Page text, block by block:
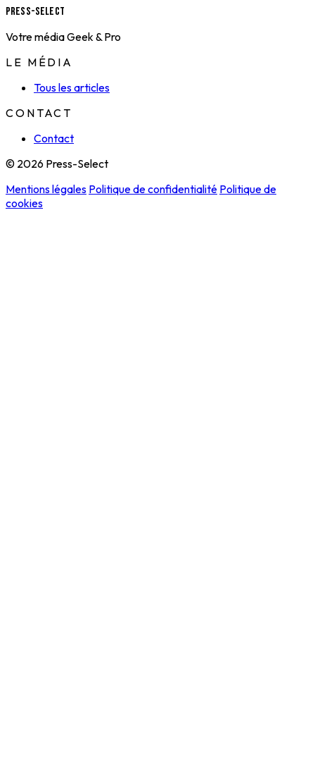
Press-Select
Votre média Geek & Pro
LE MÉDIA
Tous les articles
CONTACT
Contact
© 2026 Press-Select
Mentions légales Politique de confidentialité Politique de
cookies